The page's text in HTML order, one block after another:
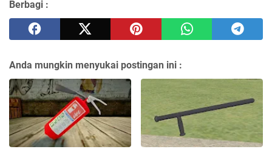
Berbagi :
Anda mungkin menyukai postingan ini :